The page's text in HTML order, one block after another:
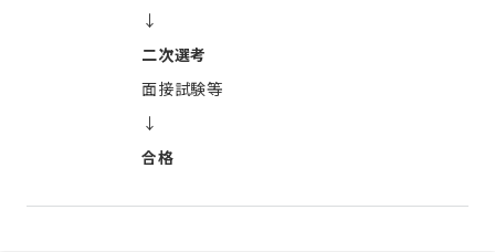
↓
二次選考
面接試験等
↓
合格